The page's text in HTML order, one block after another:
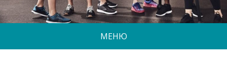
МЕНЮ